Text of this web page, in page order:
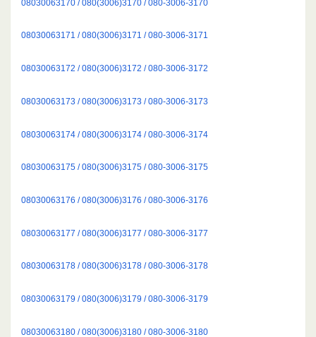
08030063170 / 080(3006)3170 / 080-3006-3170
08030063171 / 080(3006)3171 / 080-3006-3171
08030063172 / 080(3006)3172 / 080-3006-3172
08030063173 / 080(3006)3173 / 080-3006-3173
08030063174 / 080(3006)3174 / 080-3006-3174
08030063175 / 080(3006)3175 / 080-3006-3175
08030063176 / 080(3006)3176 / 080-3006-3176
08030063177 / 080(3006)3177 / 080-3006-3177
08030063178 / 080(3006)3178 / 080-3006-3178
08030063179 / 080(3006)3179 / 080-3006-3179
08030063180 / 080(3006)3180 / 080-3006-3180